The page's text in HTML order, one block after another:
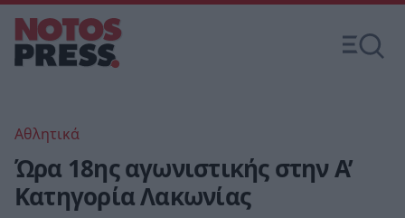
Αθλητικά
Ώρα 18ης αγωνιστικής στην Α’
Κατηγορία Λακωνίας